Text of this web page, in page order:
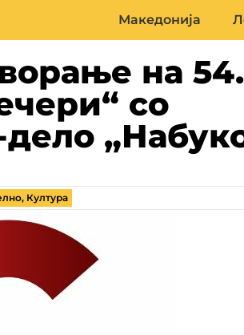
Македонија
на 54.
со
, Култура